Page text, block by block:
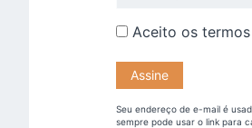
Aceito os
Seu endereço de e-mail é
sempre pode usar o link para